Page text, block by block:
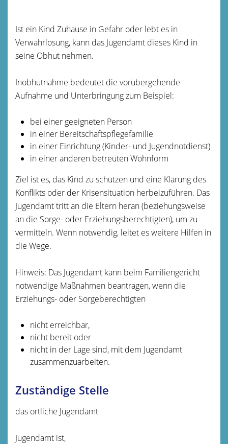
Ist ein Kind Zuhause in Gefahr oder lebt es in
Verwahrlosung, kann das Jugendamt dieses Kind in
seine Obhut nehmen.
Inobhutnahme bedeutet die vorübergehende
Aufnahme und Unterbringung zum Beispiel:
bei einer geeigneten Person
in einer Bereitschaftspflegefamilie
in einer Einrichtung (Kinder- und Jugendnotdienst)
in einer anderen betreuten Wohnform
Ziel ist es, das Kind zu schützen und eine Klärung des
Konflikts oder der Krisensituation herbeizuführen. Das
Jugendamt tritt an die Eltern heran(beziehungsweise
an die Sorge- oder Erziehungsberechtigten), um zu
vermitteln. Wenn notwendig, leitet es weitere Hilfen in
die Wege.
Hinweis: Das Jugendamt kann beim Familiengericht
notwendige Maßnahmen beantragen, wenn die
Erziehungs- oder Sorgeberechtigten
nicht erreichbar,
nicht bereit oder
nicht in der Lage sind, mit dem Jugendamt
zusammenzuarbeiten.
Zuständige Stelle
das örtliche Jugendamt
Jugendamt ist,